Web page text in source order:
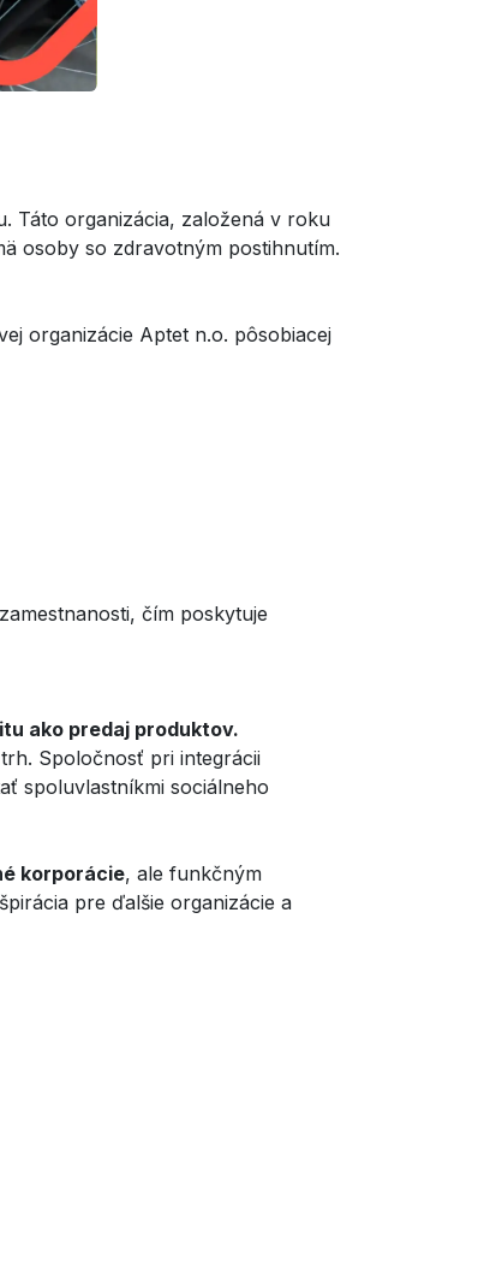
Táto organizácia, založená v roku
osoby so zdravotným postihnutím.
organizácie Aptet n.o. pôsobiacej
čím poskytuje
ako predaj produktov.
Spoločnosť pri integrácii
spoluvlastníkmi sociálneho
korporácie, ale funkčným
pre ďalšie organizácie a